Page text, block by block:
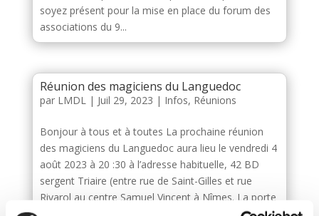
soyez présent pour la mise en place du forum des
associations du 9...
Réunion des magiciens du Languedoc
par LMDL| Juil 29, 2023 | Infos, Réunions
Bonjour à tous et à toutes La prochaine réunion
des magiciens du Languedoc aura lieu le vendredi 4
août 2023 à 20 :30 à l’adresse habituelle, 42 BD
sergent Triaire (entre rue de Saint-Gilles et rue
Rivarol au centre Samuel Vincent à Nîmes. La porte